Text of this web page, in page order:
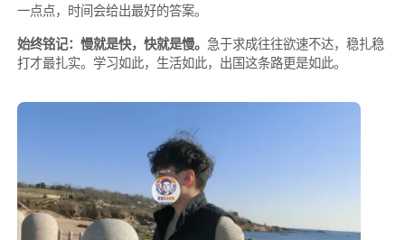
一点点，时间会给出最好的答案。
始终铭记：慢就是快，快就是慢。 急于求成往往欲速不达，稳扎稳
打才最扎实。学习如此，生活如此，出国这条路更是如此。